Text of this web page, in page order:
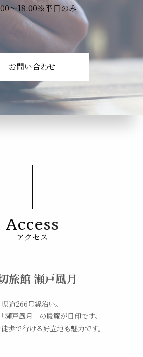
〜18:00※平日のみ
お問い合わせ
Access
アクセス
旅館 瀬戸風月
県道266号線沿い。
瀬戸風月」の暖簾が目印です。
徒歩で行ける好立地も魅力です。